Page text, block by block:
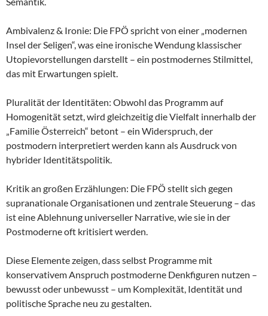
Ambivalenz & Ironie: Die FPÖ spricht von einer „modernen
Insel der Seligen“, was eine ironische Wendung klassischer
Utopievorstellungen darstellt – ein postmodernes Stilmittel,
das mit Erwartungen spielt.
Pluralität der Identitäten: Obwohl das Programm auf
Homogenität setzt, wird gleichzeitig die Vielfalt innerhalb der
„Familie Österreich“ betont – ein Widerspruch, der
postmodern interpretiert werden kann als Ausdruck von
hybrider Identitätspolitik.
Kritik an großen Erzählungen: Die FPÖ stellt sich gegen
supranationale Organisationen und zentrale Steuerung – das
ist eine Ablehnung universeller Narrative, wie sie in der
Postmoderne oft kritisiert werden.
Diese Elemente zeigen, dass selbst Programme mit
konservativem Anspruch postmoderne Denkfiguren nutzen –
bewusst oder unbewusst – um Komplexität, Identität und
politische Sprache neu zu gestalten.